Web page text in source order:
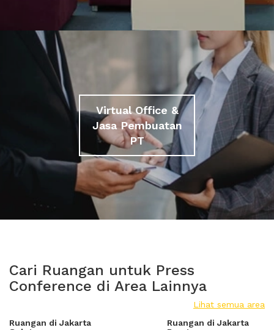
Virtual Office &
Jasa Pembuatan
PT
Cari Ruangan untuk Press
Conference di Area Lainnya
Lihat semua area
Ruangan di Jakarta
Ruangan di Jakarta